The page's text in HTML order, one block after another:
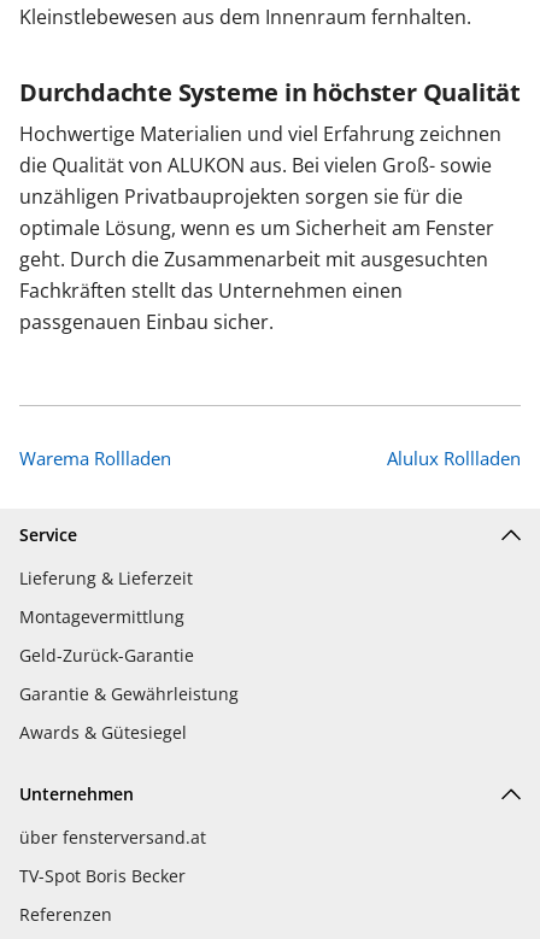
Kleinstlebewesen aus dem Innenraum fernhalten.
Durchdachte Systeme in höchster Qualität
Hochwertige Materialien und viel Erfahrung zeichnen
die Qualität von ALUKON aus. Bei vielen Groß- sowie
unzähligen Privatbauprojekten sorgen sie für die
optimale Lösung, wenn es um Sicherheit am Fenster
geht. Durch die Zusammenarbeit mit ausgesuchten
Fachkräften stellt das Unternehmen einen
passgenauen Einbau sicher.
Warema Rollladen Alulux Rollladen
Service
Lieferung & Lieferzeit
Montagevermittlung
Geld-Zurück-Garantie
Garantie & Gewährleistung
Awards & Gütesiegel
Unternehmen
über fensterversand.at
TV-Spot Boris Becker
Referenzen